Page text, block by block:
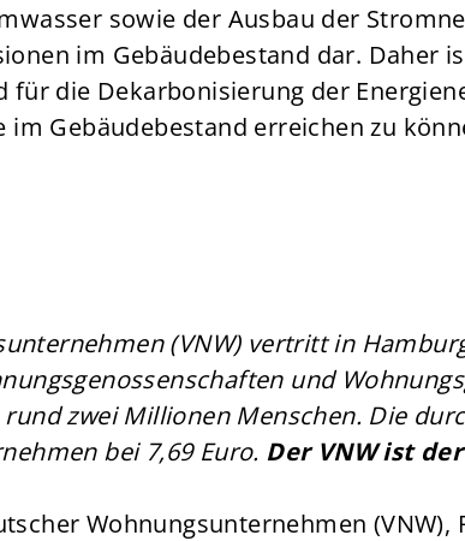
sowie der Ausbau der
im Gebäudebestand dar. Daher
für die Dekarbonisierung der
Gebäudebestand erreichen zu
(VNW) vertritt in
und
zwei Millionen Menschen. Die
bei 7,69 Euro. Der VNW ist
Wohnungsunternehmen